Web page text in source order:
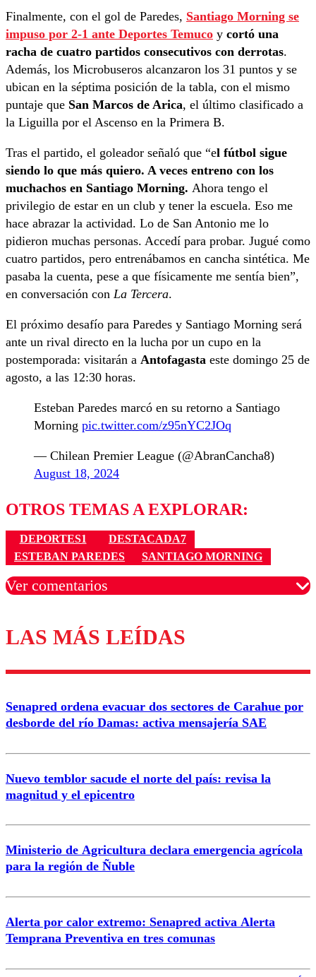
Finalmente, con el gol de Paredes, Santiago Morning se
impuso por 2-1 ante Deportes Temuco y cortó una
racha de cuatro partidos consecutivos con derrotas.
Además, los Microbuseros alcanzaron los 31 puntos y se
ubican en la séptima posición de la tabla, con el mismo
puntaje que San Marcos de Arica, el último clasificado a
la Liguilla por el Ascenso en la Primera B.
Tras el partido, el goleador señaló que “el fútbol sigue
siendo lo que más quiero. A veces entreno con los
muchachos en Santiago Morning. Ahora tengo el
privilegio de estar en un club y tener la escuela. Eso me
hace abrazar la actividad. Lo de San Antonio me lo
pidieron muchas personas. Accedí para probar. Jugué como
cuatro partidos, pero entrenábamos en cancha sintética. Me
pasaba la cuenta, pese a que físicamente me sentía bien”,
en conversación con La Tercera.
El próximo desafío para Paredes y Santiago Morning será
ante un rival directo en la lucha por un cupo en la
postemporada: visitarán a Antofagasta este domingo 25 de
agosto, a las 12:30 horas.
Esteban Paredes marcó en su retorno a Santiago
Morning pic.twitter.com/z95nYC2JOq
— Chilean Premier League (@AbranCancha8)
August 18, 2024
OTROS TEMAS A EXPLORAR:
DEPORTES1
DESTACADA7
ESTEBAN PAREDES
SANTIAGO MORNING
Ver comentarios
Los comentarios son moderados para garantizar un
diálogo respetuoso.
Correo
LAS MÁS LEÍDAS
Senapred ordena evacuar dos sectores de Carahue por
desborde del río Damas: activa mensajería SAE
Nuevo temblor sacude el norte del país: revisa la
magnitud y el epicentro
Ministerio de Agricultura declara emergencia agrícola
para la región de Ñuble
Alerta por calor extremo: Senapred activa Alerta
Temprana Preventiva en tres comunas